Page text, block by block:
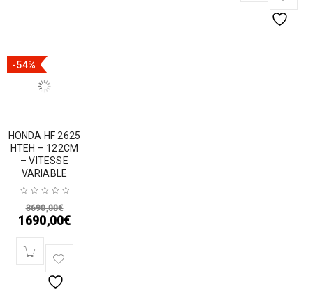
-54%
HONDA HF 2625
HTEH – 122CM
– VITESSE
VARIABLE
3690,00€
1690,00€